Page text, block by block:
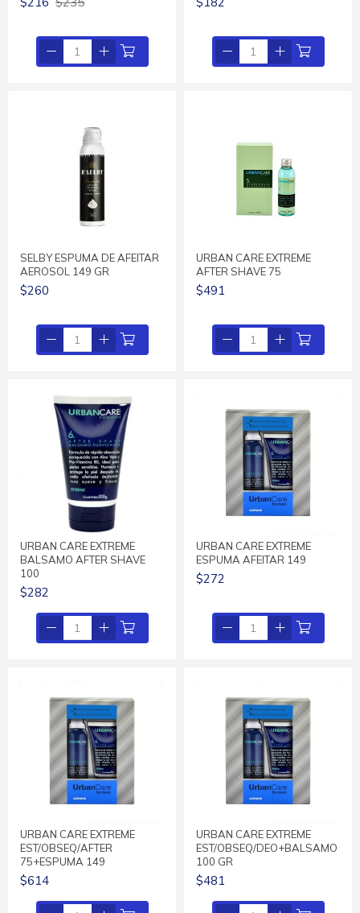
SELBY ESPUMA DE AFEITAR
AEROSOL 149 GR
$260
URBAN CARE EXTREME
AFTER SHAVE 75
$491
URBAN CARE EXTREME
BALSAMO AFTER SHAVE
100
$282
URBAN CARE EXTREME
ESPUMA AFEITAR 149
$272
URBAN CARE EXTREME
EST/OBSEQ/AFTER
75+ESPUMA 149
$614
URBAN CARE EXTREME
EST/OBSEQ/DEO+BALSAMO
100 GR
$481